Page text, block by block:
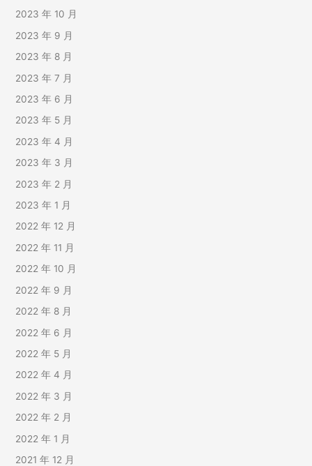
2023 年 10 月
2023 年 9 月
2023 年 8 月
2023 年 7 月
2023 年 6 月
2023 年 5 月
2023 年 4 月
2023 年 3 月
2023 年 2 月
2023 年 1 月
2022 年 12 月
2022 年 11 月
2022 年 10 月
2022 年 9 月
2022 年 8 月
2022 年 6 月
2022 年 5 月
2022 年 4 月
2022 年 3 月
2022 年 2 月
2022 年 1 月
2021 年 12 月